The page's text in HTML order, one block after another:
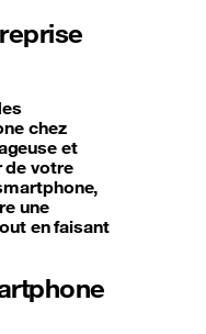
chez
et
de votre
une
en faisant